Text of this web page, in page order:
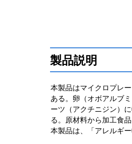
製品説明
本製品はマイクロプレ
ある。卵（オボアルブ
ーツ（アクチニジン）
る。原材料から加工食
本製品は、「アレルギ